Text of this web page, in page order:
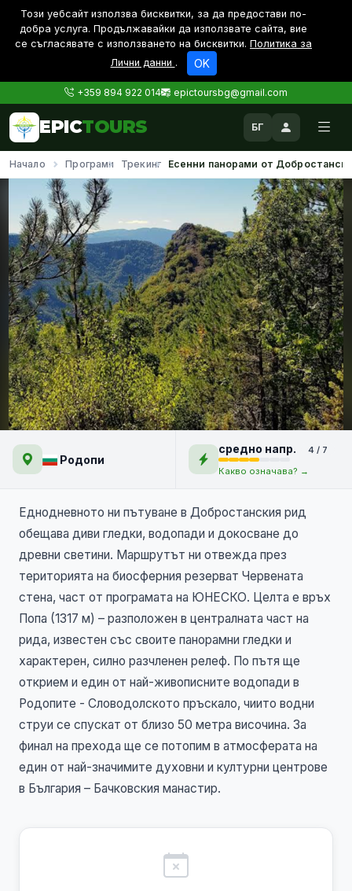
Този уебсайт използва бисквитки, за да предостави по-
дoбра услуга. Продължавайки да използвате сайта, вие
се съгласявате с използването на бисквитки. Политика за
Лични данни . OK
+359 894 922 014 epictoursbg@gmail.com
EPICTOURS БГ
Начало Програми Трекинг Есенни панорами от
Есенни панорами от
Добростанския рид и връх
Родопи
средно напр.
4 / 7
Какво означава? →
Еднодневното ни пътуване в Добростанския рид
обещава диви гледки, водопади и докосване до
древни светини. Маршрутът ни отвежда през
територията на биосферния резерват Червената
стена, част от програмата на ЮНЕСКО. Целта е връх
Попа (1317 м) – разположен в централната част на
рида, известен със своите панорамни гледки и
характерен, силно разчленен релеф. По пътя ще
открием и един от най-живописните водопади в
Родопите - Словодолското пръскало, чиито водни
струи се спускат от близо 50 метра височина. За
финал на прехода ще се потопим в атмосферата на
един от най-значимите духовни и културни центрове
в България – Бачковския манастир.